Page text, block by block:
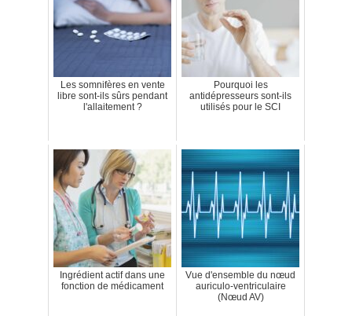
Les somnifères en vente
libre sont-ils sûrs pendant
l'allaitement ?
Pourquoi les
antidépresseurs sont-ils
utilisés pour le SCI
Ingrédient actif dans une
fonction de médicament
Vue d'ensemble du nœud
auriculo-ventriculaire
(Nœud AV)